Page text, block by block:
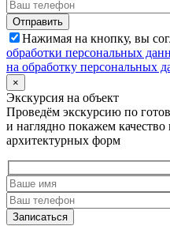
Нажимая на кнопку, вы
обработки персональных
на обработку персональных
×
Экскурсия на объект
Проведём экскурсию по
и наглядно покажем
архитектурных форм